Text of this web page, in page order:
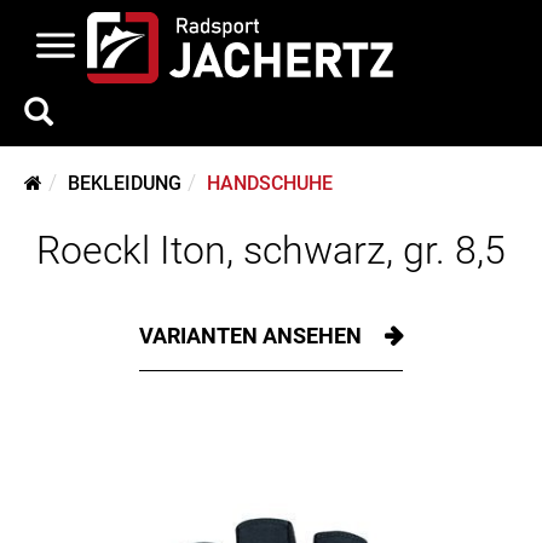
BEKLEIDUNG HANDSCHUHE
Roeckl Iton, schwarz, gr. 8,5
VARIANTEN ANSEHEN